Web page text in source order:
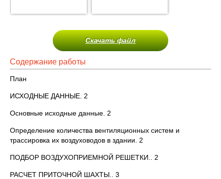
Скачать файл
Содержание работы
План
ИСХОДНЫЕ ДАННЫЕ. 2
Основные исходные данные. 2
Определение количества вентиляционных систем и
трассировка их воздуховодов в здании. 2
ПОДБОР ВОЗДУХОПРИЕМНОЙ РЕШЕТКИ.. 2
РАСЧЕТ ПРИТОЧНОЙ ШАХТЫ.. 3